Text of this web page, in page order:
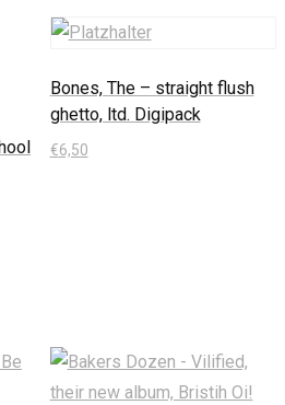
Bones, The – straight flush
ghetto, ltd. Digipack
€6,50